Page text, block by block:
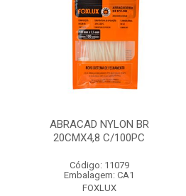
ABRACAD NYLON BR
20CMX4,8 C/100PC
Código: 11079
Embalagem: CA1
FOXLUX